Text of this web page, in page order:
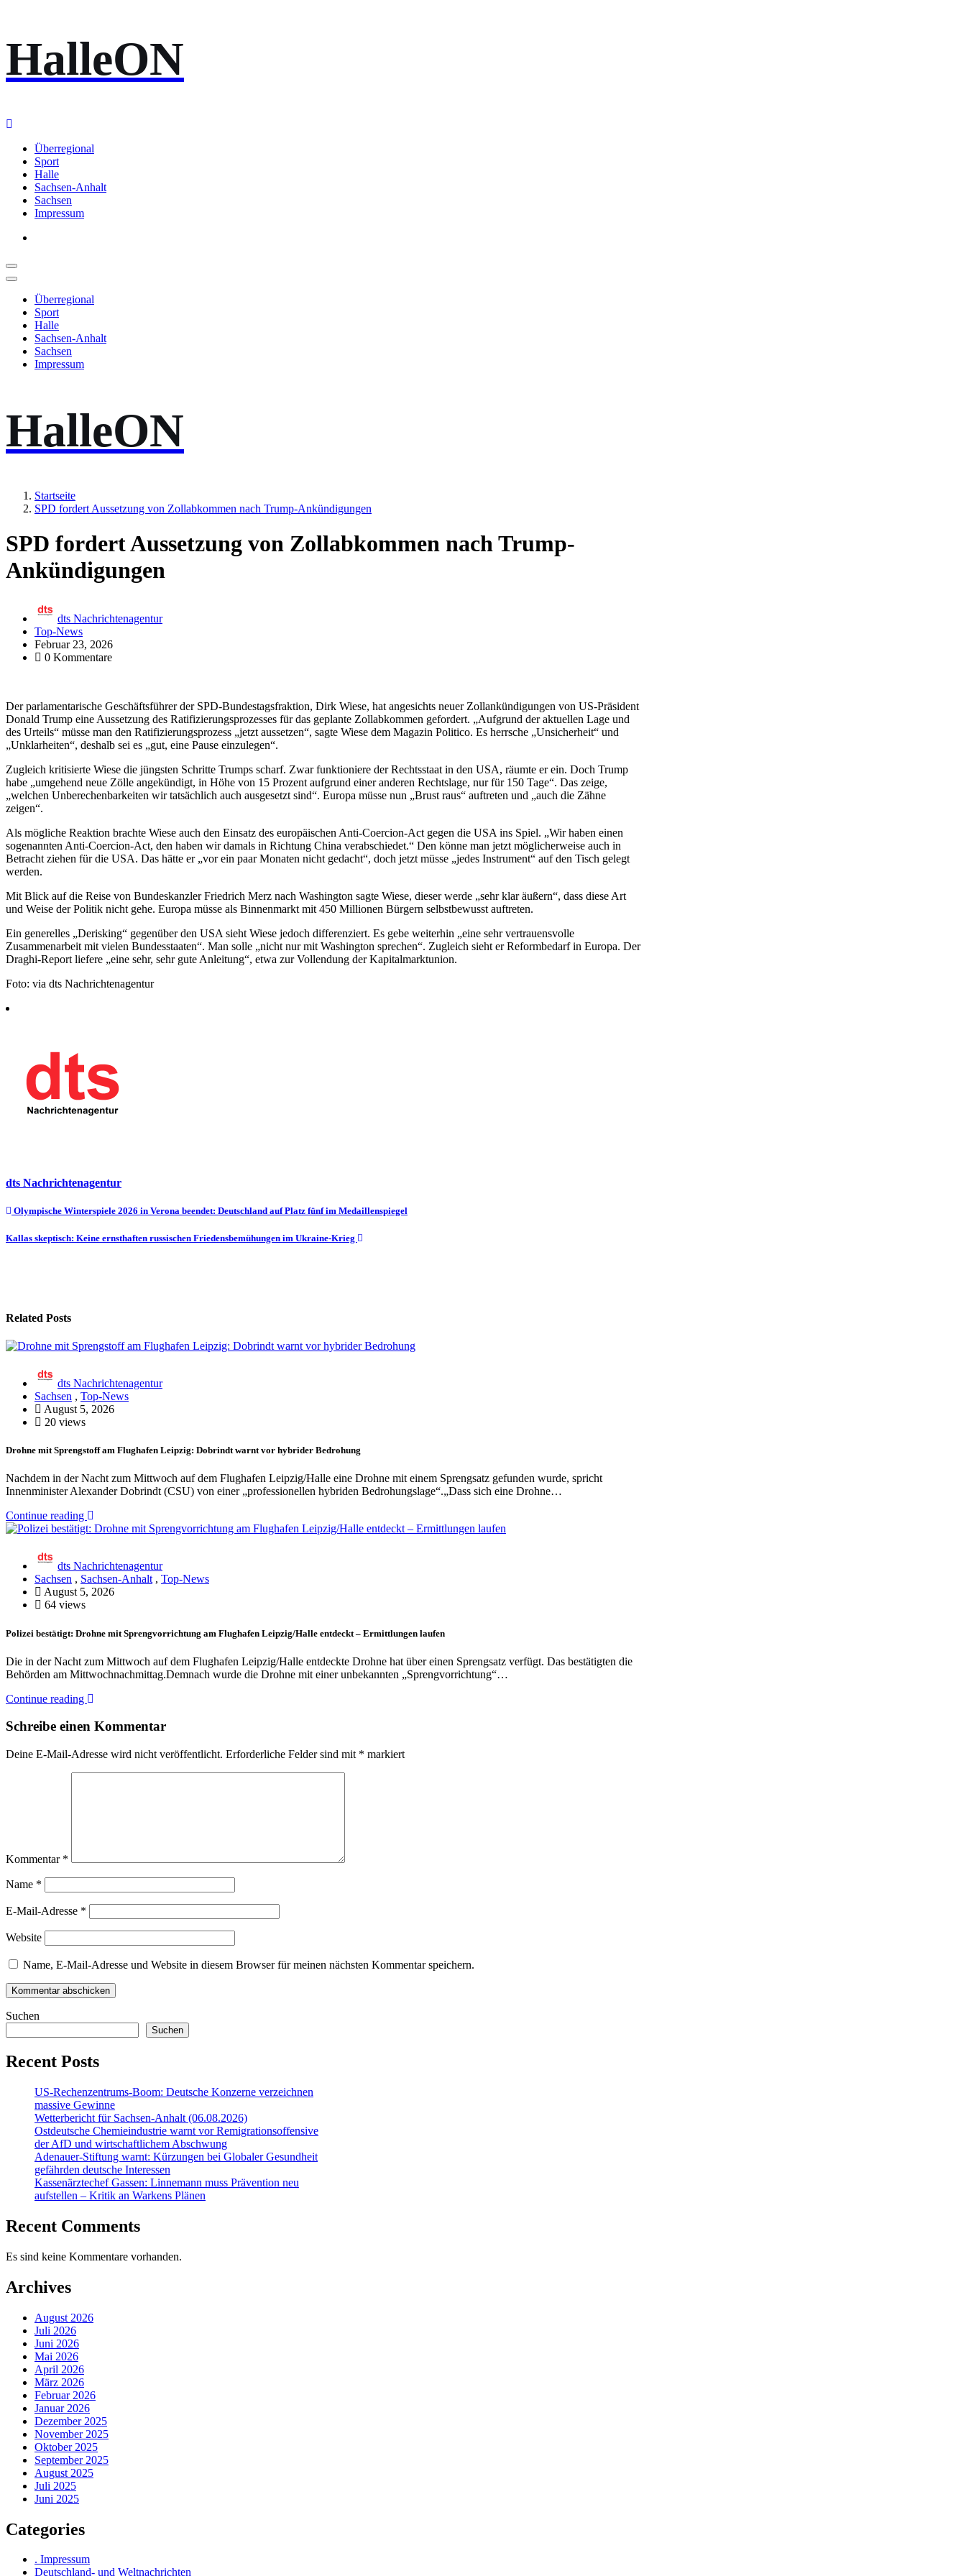
Inhalt
springen
HalleON
Überregional
Sport
Halle
Sachsen-Anhalt
Sachsen
Impressum
Überregional
Sport
Halle
Sachsen-Anhalt
Sachsen
Impressum
HalleON
Startseite
SPD fordert Aussetzung von Zollabkommen nach Trump-Ankündigungen
SPD fordert Aussetzung von Zollabkommen nach Trump-
Ankündigungen
dts Nachrichtenagentur
Top-News
Februar 23, 2026
0 Kommentare
Der parlamentarische Geschäftsführer der SPD-Bundestagsfraktion, Dirk Wiese, hat angesichts neuer Zollankündigungen von US-Präsident
Donald Trump eine Aussetzung des Ratifizierungsprozesses für das geplante Zollabkommen gefordert. „Aufgrund der aktuellen Lage und
des Urteils“ müsse man den Ratifizierungsprozess „jetzt aussetzen“, sagte Wiese dem Magazin Politico. Es herrsche „Unsicherheit“ und
„Unklarheiten“, deshalb sei es „gut, eine Pause einzulegen“.
Zugleich kritisierte Wiese die jüngsten Schritte Trumps scharf. Zwar funktioniere der Rechtsstaat in den USA, räumte er ein. Doch Trump
habe „umgehend neue Zölle angekündigt, in Höhe von 15 Prozent aufgrund einer anderen Rechtslage, nur für 150 Tage“. Das zeige,
„welchen Unberechenbarkeiten wir tatsächlich auch ausgesetzt sind“. Europa müsse nun „Brust raus“ auftreten und „auch die Zähne
zeigen“.
Als mögliche Reaktion brachte Wiese auch den Einsatz des europäischen Anti-Coercion-Act gegen die USA ins Spiel. „Wir haben einen
sogenannten Anti-Coercion-Act, den haben wir damals in Richtung China verabschiedet.“ Den könne man jetzt möglicherweise auch in
Betracht ziehen für die USA. Das hätte er „vor ein paar Monaten nicht gedacht“, doch jetzt müsse „jedes Instrument“ auf den Tisch gelegt
werden.
Mit Blick auf die Reise von Bundeskanzler Friedrich Merz nach Washington sagte Wiese, dieser werde „sehr klar äußern“, dass diese Art
und Weise der Politik nicht gehe. Europa müsse als Binnenmarkt mit 450 Millionen Bürgern selbstbewusst auftreten.
Ein generelles „Derisking“ gegenüber den USA sieht Wiese jedoch differenziert. Es gebe weiterhin „eine sehr vertrauensvolle
Zusammenarbeit mit vielen Bundesstaaten“. Man solle „nicht nur mit Washington sprechen“. Zugleich sieht er Reformbedarf in Europa. Der
Draghi-Report liefere „eine sehr, sehr gute Anleitung“, etwa zur Vollendung der Kapitalmarktunion.
Foto: via dts Nachrichtenagentur
dts Nachrichtenagentur
Beitragsnavigation
Olympische Winterspiele 2026 in Verona beendet: Deutschland auf Platz fünf im Medaillenspiegel
Kallas skeptisch: Keine ernsthaften russischen Friedensbemühungen im Ukraine-Krieg
Related Posts
dts Nachrichtenagentur
Sachsen , Top-News
August 5, 2026
20 views
Drohne mit Sprengstoff am Flughafen Leipzig: Dobrindt warnt vor hybrider Bedrohung
Nachdem in der Nacht zum Mittwoch auf dem Flughafen Leipzig/Halle eine Drohne mit einem Sprengsatz gefunden wurde, spricht
Innenminister Alexander Dobrindt (CSU) von einer „professionellen hybriden Bedrohungslage“.„Dass sich eine Drohne…
Continue reading
dts Nachrichtenagentur
Sachsen , Sachsen-Anhalt, Top-News
August 5, 2026
64 views
Polizei bestätigt: Drohne mit Sprengvorrichtung am Flughafen Leipzig/Halle entdeckt – Ermittlungen laufen
Die in der Nacht zum Mittwoch auf dem Flughafen Leipzig/Halle entdeckte Drohne hat über einen Sprengsatz verfügt. Das bestätigten die
Behörden am Mittwochnachmittag.Demnach wurde die Drohne mit einer unbekannten „Sprengvorrichtung“…
Continue reading
Schreibe einen Kommentar
Deine E-Mail-Adresse wird nicht veröffentlicht. Erforderliche Felder sind mit * markiert
Kommentar *
Name *
E-Mail-Adresse *
Website
Name, E-Mail-Adresse und Website in diesem Browser für meinen nächsten Kommentar speichern.
Suchen
Suchen
Recent Posts
US-Rechenzentrums-Boom: Deutsche Konzerne verzeichnen
massive Gewinne
Wetterbericht für Sachsen-Anhalt (06.08.2026)
Ostdeutsche Chemieindustrie warnt vor Remigrationsoffensive
der AfD und wirtschaftlichem Abschwung
Adenauer-Stiftung warnt: Kürzungen bei Globaler Gesundheit
gefährden deutsche Interessen
Kassenärztechef Gassen: Linnemann muss Prävention neu
aufstellen – Kritik an Warkens Plänen
Recent Comments
Es sind keine Kommentare vorhanden.
Archives
August 2026
Juli 2026
Juni 2026
Mai 2026
April 2026
März 2026
Februar 2026
Januar 2026
Dezember 2025
November 2025
Oktober 2025
September 2025
August 2025
Juli 2025
Juni 2025
Categories
. Impressum
Deutschland- und Weltnachrichten